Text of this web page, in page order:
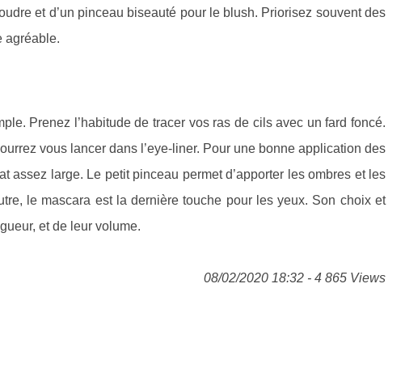
et d’un pinceau biseauté pour le blush. Priorisez souvent des
agréable.
Prenez l’habitude de tracer vos ras de cils avec un fard foncé.
vous lancer dans l’eye-liner. Pour une bonne application des
assez large. Le petit pinceau permet d’apporter les ombres et les
le mascara est la dernière touche pour les yeux. Son choix et
et de leur volume.
08/02/2020 18:32 - 4 865 Views